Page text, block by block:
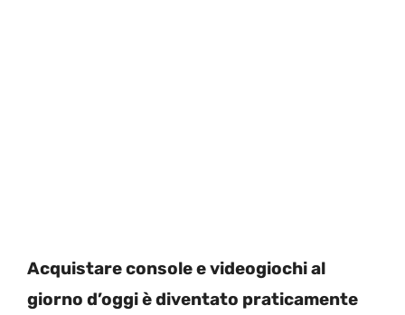
Acquistare console e videogiochi al
giorno d’oggi è diventato praticamente